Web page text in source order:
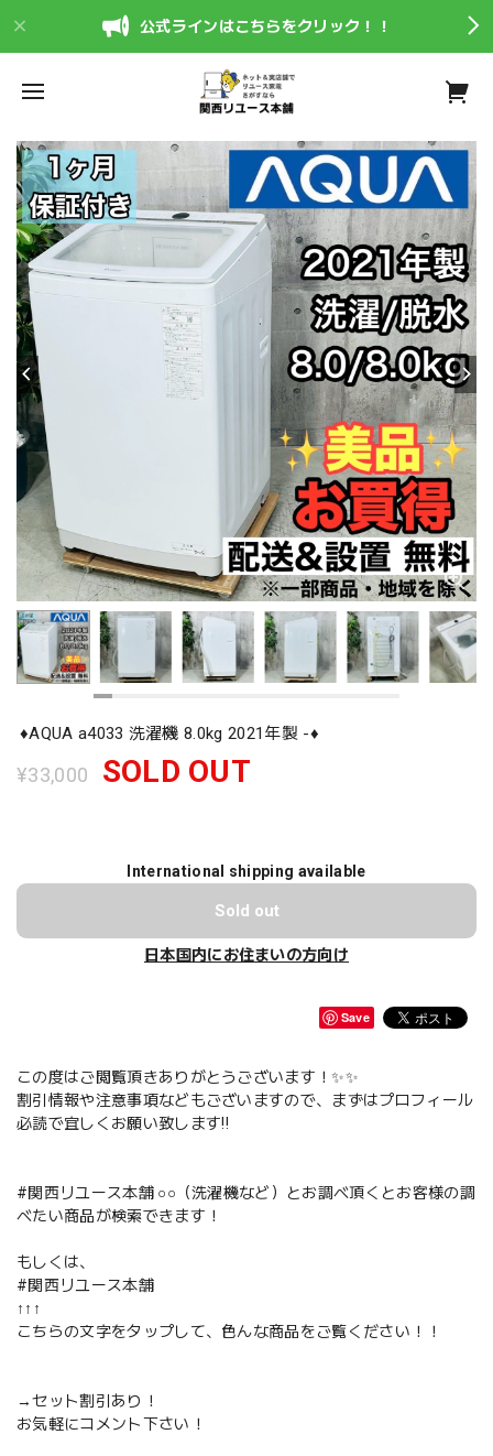
公式ラインはこちらをクリック！！
♦️AQUA a4033 洗濯機 8.0kg 2021年製 -♦️
¥33,000 SOLD OUT
International shipping available
Sold out
日本国内にお住まいの方向け
Save
この度はご閲覧頂きありがとうございます！✨✨
割引情報や注意事項などもございますので、まずはプロフィール
必読で宜しくお願い致します‼️
#関西リユース本舗 ○○（洗濯機など）とお調べ頂くとお客様の調
べたい商品が検索できます！
もしくは、
#関西リユース本舗
↑↑↑
こちらの文字をタップして、色んな商品をご覧ください！！
→セット割引あり！
お気軽にコメント下さい！